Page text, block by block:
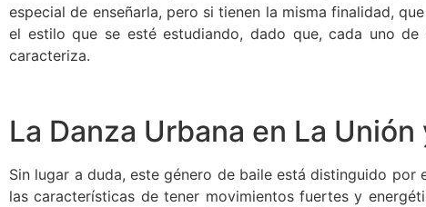
especial de enseñarla, pero si tienen la misma finalidad,
el estilo que se esté estudiando, dado que, cada uno
caracteriza.
La Danza Urbana en La
Sin lugar a duda, este género de baile está distinguido
las características de tener movimientos fuertes y